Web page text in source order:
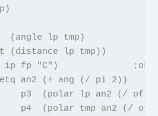
)
( angle lp tmp )
( distance lp tmp ))
ip fp "C" )
;ok2
an2 ( + ang ( / pi 2 ))
p3
( polar lp an2 ( / of
p4
( polar tmp an2 ( / of